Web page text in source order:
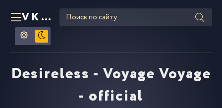
VKLIPE RU
Desireless - Voyage Voyage
- official